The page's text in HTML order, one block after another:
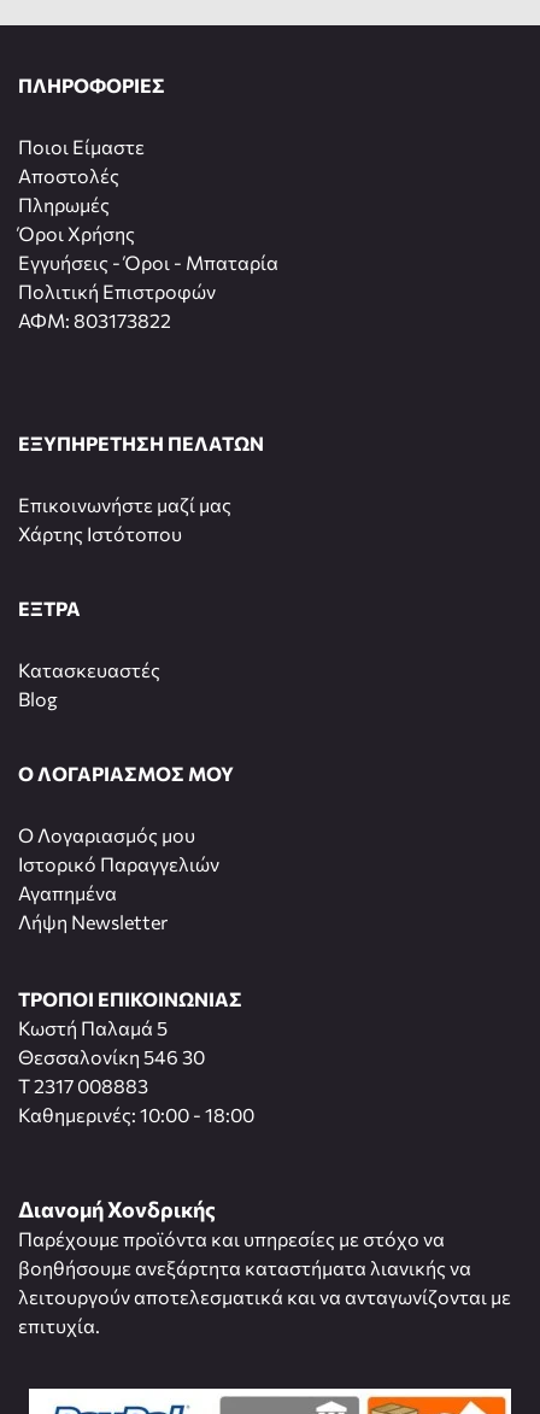
ΠΛΗΡΟΦΟΡΙΕΣ
Ποιοι Είμαστε
Αποστολές
Πληρωμές
Όροι Χρήσης
Εγγυήσεις - Όροι - Μπαταρία
Πολιτική Επιστροφών
ΑΦΜ: 803173822
ΕΞΥΠΗΡΕΤΗΣΗ ΠΕΛΑΤΩΝ
Επικοινωνήστε μαζί μας
Χάρτης Ιστότοπου
ΕΞΤΡΑ
Κατασκευαστές
Blog
Ο ΛΟΓΑΡΙΑΣΜΟΣ ΜΟΥ
O Λογαριασμός μου
Ιστορικό Παραγγελιών
Αγαπημένα
Λήψη Newsletter
ΤΡΟΠΟΙ ΕΠΙΚΟΙΝΩΝΙΑΣ
Κωστή Παλαμά 5
Θεσσαλονίκη 546 30
T 2317 008883
Καθημερινές: 10:00 - 18:00
Διανομή Χονδρικής
Παρέχουμε προϊόντα και υπηρεσίες με στόχο να
βοηθήσουμε ανεξάρτητα καταστήματα λιανικής να
λειτουργούν αποτελεσματικά και να ανταγωνίζονται με
επιτυχία.